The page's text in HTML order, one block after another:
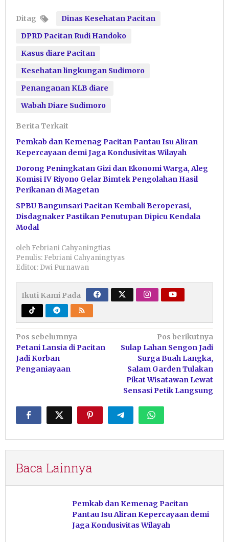
Ditag
Dinas Kesehatan Pacitan
DPRD Pacitan Rudi Handoko
Kasus diare Pacitan
Kesehatan lingkungan Sudimoro
Penanganan KLB diare
Wabah Diare Sudimoro
Berita Terkait
Pemkab dan Kemenag Pacitan Pantau Isu Aliran
Kepercayaan demi Jaga Kondusivitas Wilayah
Dorong Peningkatan Gizi dan Ekonomi Warga, Aleg
Komisi IV Riyono Gelar Bimtek Pengolahan Hasil
Perikanan di Magetan
SPBU Bangunsari Pacitan Kembali Beroperasi,
Disdagnaker Pastikan Penutupan Dipicu Kendala
Modal
oleh Febriani Cahyaningtias
Penulis: Febriani Cahyaningtyas
Editor: Dwi Purnawan
Ikuti Kami Pada
Navigasi
pos
Pos sebelumnya
Petani Lansia di Pacitan
Jadi Korban
Penganiayaan
Pos berikutnya
Sulap Lahan Sengon Jadi
Surga Buah Langka,
Salam Garden Tulakan
Pikat Wisatawan Lewat
Sensasi Petik Langsung
Baca Lainnya
Pemkab dan Kemenag Pacitan
Pantau Isu Aliran Kepercayaan demi
Jaga Kondusivitas Wilayah